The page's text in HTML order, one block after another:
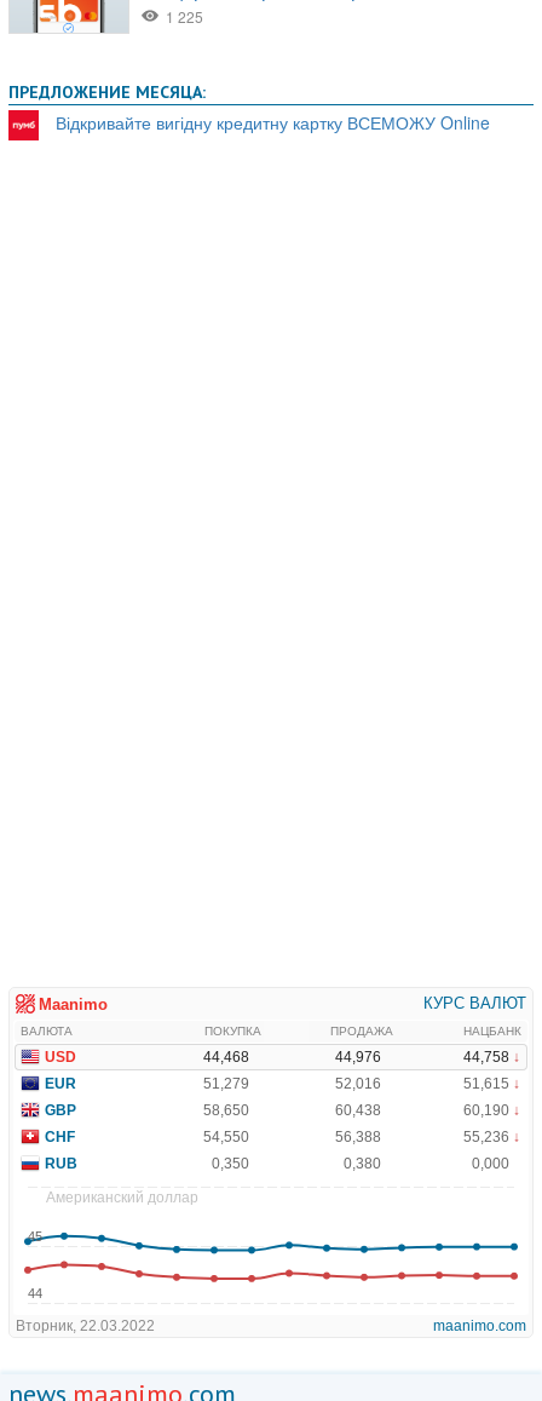
ПРЕДЛОЖЕНИЕ МЕСЯЦА:
Відкривайте вигідну кредитну картку ВСЕМОЖУ Online
news.maanimo.com